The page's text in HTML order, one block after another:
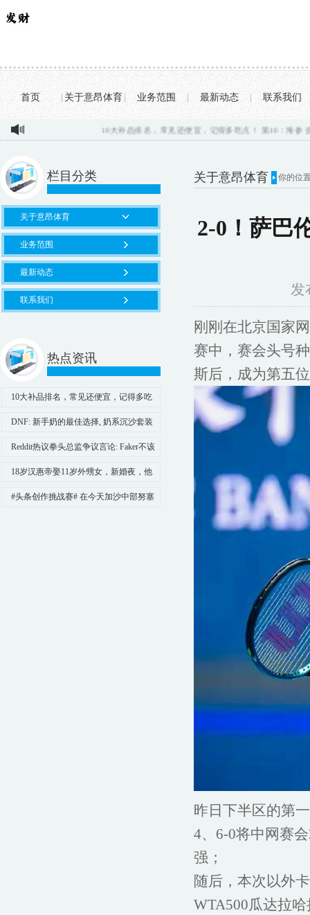
首页 | 关于意昂体育| 业务范围 | 最新动态 | 联系我们
10大补品排名，常见还便宜，记得多吃点！ 第10：海参 提到海参，
栏目分类
关于意昂体育
业务范围
最新动态
联系我们
热点资讯
10大补品排名，常见还便宜，记得多吃
点！ 第10：海参 提到海参，许
DNF: 新手奶的最佳选择, 奶系沉沙套装
改版分析
Reddit热议拳头总监争议言论: Faker不该
成为敛财的噱头!
18岁汉惠帝娶11岁外甥女，新婚夜，他
悄悄说：无人时，你叫我舅舅
#头条创作挑战赛# 在今天加沙中部努塞
关于意昂体育 你的位
2-0！萨巴
发
刚刚在北京国家
赛中，赛会头号
斯后，成为第五
昨日下半区的第
4、6-0将中网赛
强；
随后，本次以外
WTA500瓜达拉